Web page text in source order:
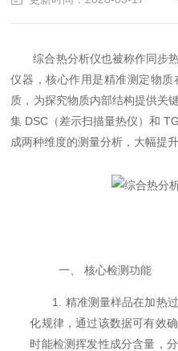
综合热分析仪也被称作同步
仪器，核心作用是精准测定物
质，为探究物质内部结构提供关
集 DSC（差示扫描量热仪）和
成两种维度的测量分析，大幅提
一、 核心检测功能
1. 精准测量样品在加热
化规律，通过该数据可有效
时能检测挥发性成分含量，